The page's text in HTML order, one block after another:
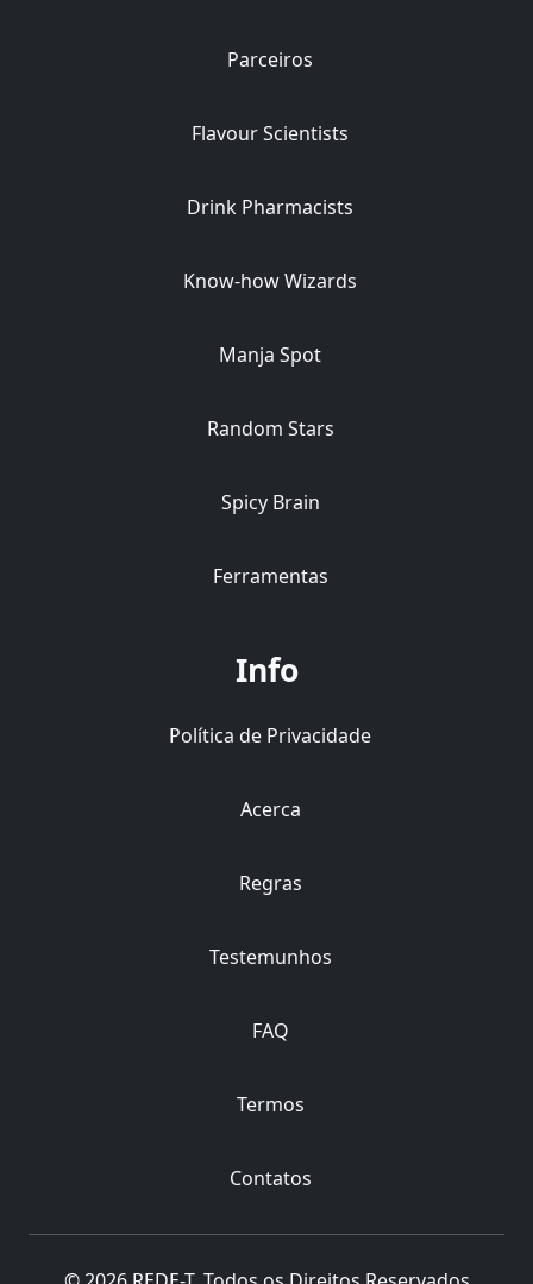
Parceiros
Flavour Scientists
Drink Pharmacists
Know-how Wizards
Manja Spot
Random Stars
Spicy Brain
Ferramentas
Info
Política de Privacidade
Acerca
Regras
Testemunhos
FAQ
Termos
Contatos